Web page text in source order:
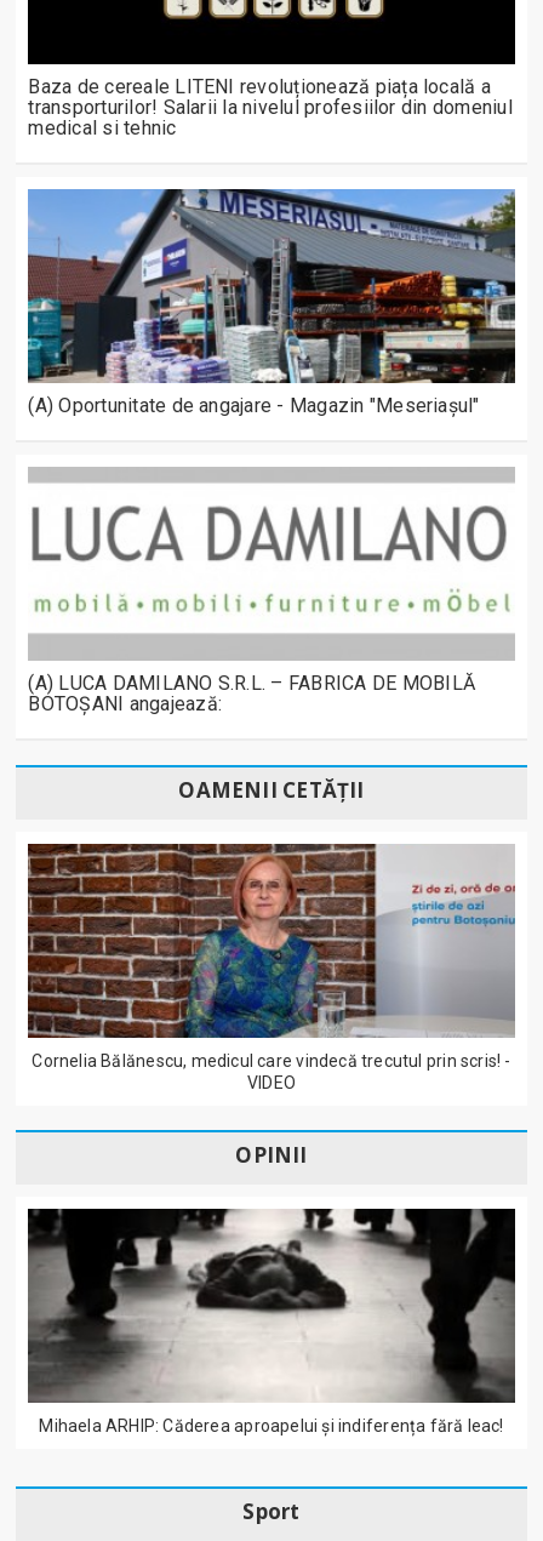
Baza de cereale LITENI revoluționează piața locală a
transporturilor! Salarii la nivelul profesiilor din domeniul
medical si tehnic
(A) Oportunitate de angajare - Magazin "Meseriașul"
(A) LUCA DAMILANO S.R.L. – FABRICA DE MOBILĂ
BOTOȘANI angajează:
OAMENII CETĂȚII
Cornelia Bălănescu, medicul care vindecă trecutul prin scris! -
VIDEO
OPINII
Mihaela ARHIP: Căderea aproapelui și indiferența fără leac!
Sport